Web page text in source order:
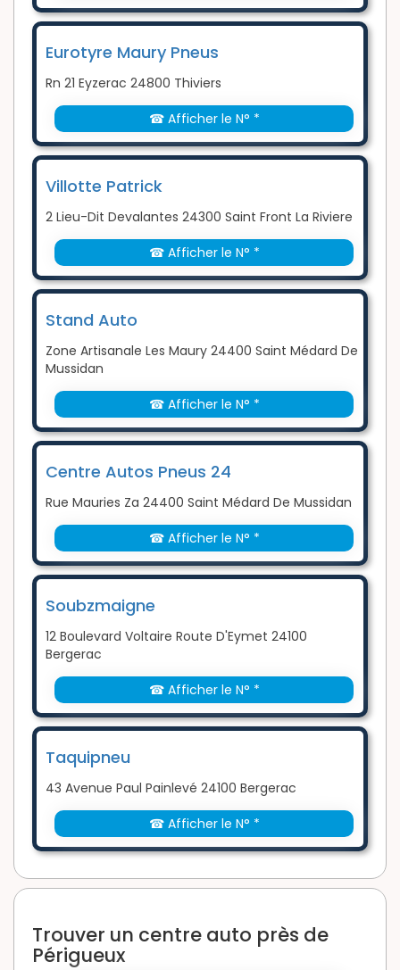
Eurotyre Maury Pneus
Rn 21 Eyzerac 24800 Thiviers
☎ Afficher le N° *
Villotte Patrick
2 Lieu-Dit Devalantes 24300 Saint Front La Riviere
☎ Afficher le N° *
Stand Auto
Zone Artisanale Les Maury 24400 Saint Médard De
Mussidan
☎ Afficher le N° *
Centre Autos Pneus 24
Rue Mauries Za 24400 Saint Médard De Mussidan
☎ Afficher le N° *
Soubzmaigne
12 Boulevard Voltaire Route D'Eymet 24100
Bergerac
☎ Afficher le N° *
Taquipneu
43 Avenue Paul Painlevé 24100 Bergerac
☎ Afficher le N° *
Trouver un centre auto près de
Périgueux